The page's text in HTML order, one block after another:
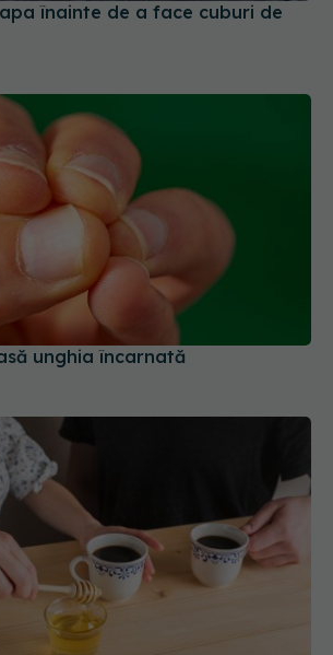
înainte de a face cuburi de
unghia încarnată